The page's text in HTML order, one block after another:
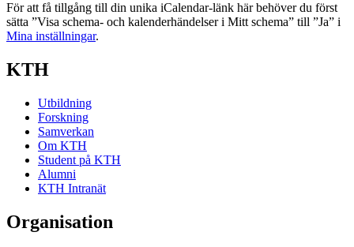
För att få tillgång till din unika iCalendar-länk här behöver du först
sätta ”Visa schema- och kalenderhändelser i Mitt schema” till ”Ja” i
Mina inställningar.
KTH
Utbildning
Forskning
Samverkan
Om KTH
Student på KTH
Alumni
KTH Intranät
Organisation